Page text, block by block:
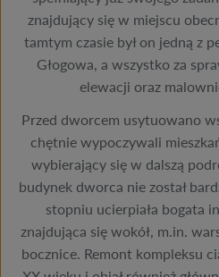
znajdujący się w miejscu
tamtym czasie był on jedną z
Głogowa, a wszystko za
elewacji oraz
Przed dworcem usytuowano
chętnie wypoczywali
wybierający się w dalszą
budynek dworca nie został
stopniu ucierpiała bogata
znajdująca się wokół, m.in.
bocznice. Remont kompleksu